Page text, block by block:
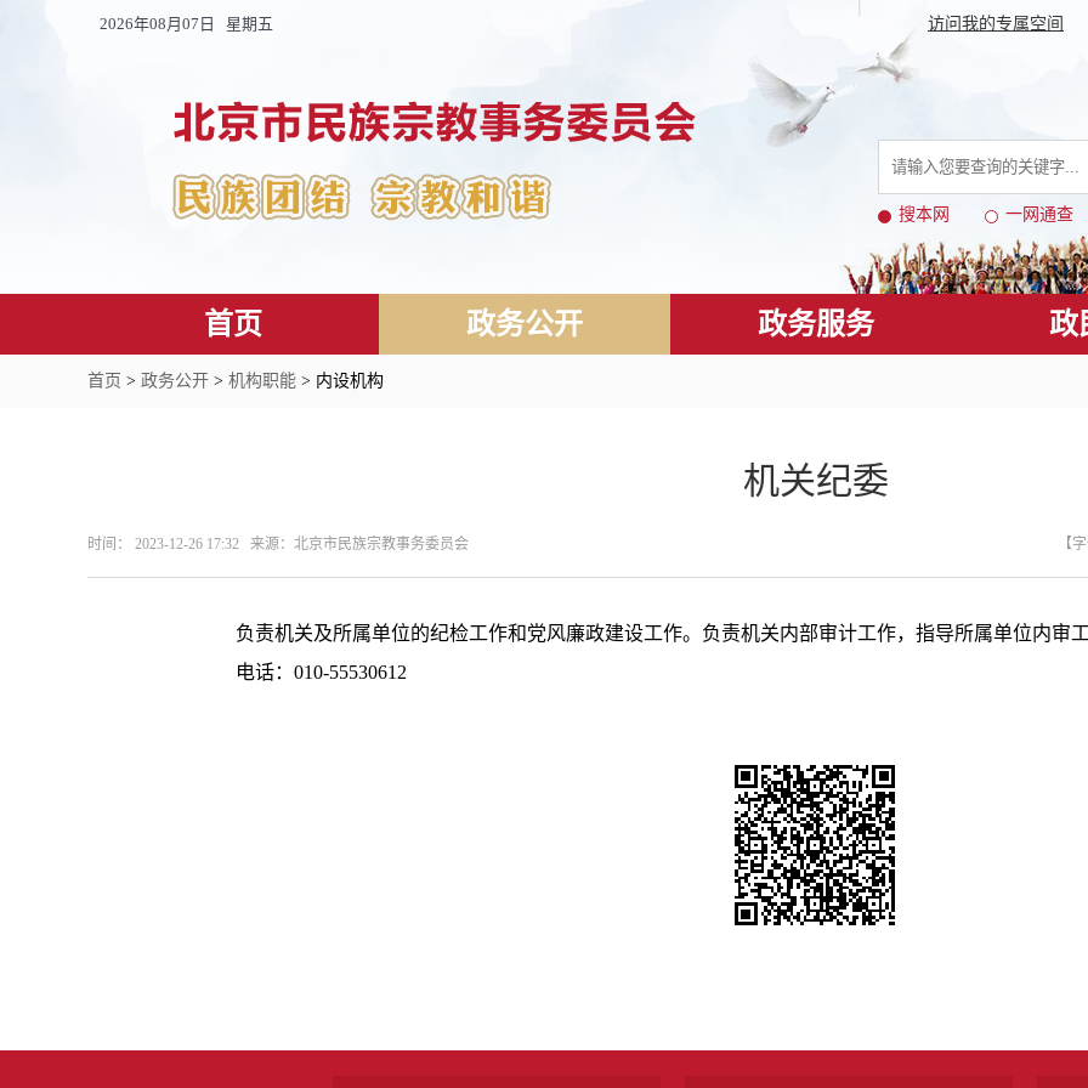
2026年08月07日 星期五 访问我的专属空间
搜本网 一网通查
首页 政务公开 政务服务 政
首页 > 政务公开 > 机构职能 > 内设机构
机关纪委
时间： 2023-12-26 17:32 来源：北京市民族宗教事务委员会 【
负责机关及所属单位的纪检工作和党风廉政建设工作。负责机关内部审计工作，指导所属单位内审工
电话：010-55530612